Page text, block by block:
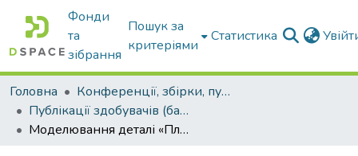
Фонди
та
зібрання
Пошук за
критеріями
Статистика
Головна
Конференції, збірки, публікації молодих вчених і здобувачів : магістрів, бакалаврів, аспірантів.
Публікації здобувачів (бакалаврів. магістрів, аспірантів)
Моделювання деталі «Пластина», 3D І 2D